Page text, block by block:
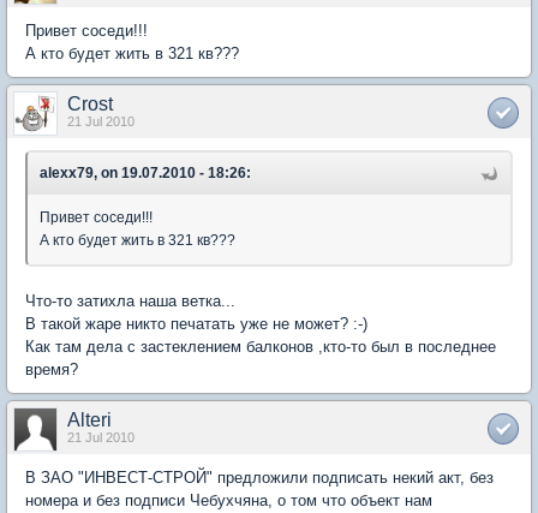
Привет соседи!!!
А кто будет жить в 321 кв???
Crost
21 Jul 2010
alexx79, on 19.07.2010 - 18:26:
Привет соседи!!!
А кто будет жить в 321 кв???
Что-то затихла наша ветка...
В такой жаре никто печатать уже не может? :-)
Как там дела с застеклением балконов ,кто-то был в последнее
время?
Alteri
21 Jul 2010
В ЗАО "ИНВЕСТ-СТРОЙ" предложили подписать некий акт, без
номера и без подписи Чебухчяна, о том что объект нам